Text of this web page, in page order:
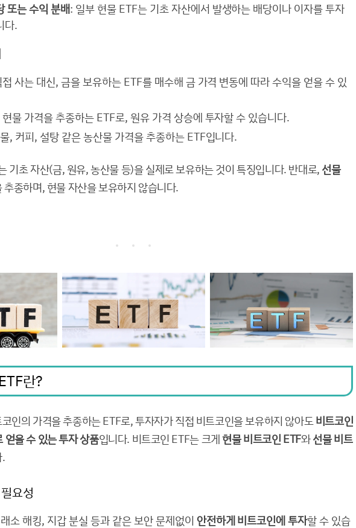
또는 수익 분배: 일부 현물 ETF는 기초 자산에서 발생하는 배당이나 이자를 투자
다.
사는 대신, 금을 보유하는 ETF를 매수해 금 가격 변동에 따라 수익을 얻을 수 있
물 가격을 추종하는 ETF로, 원유 가격 상승에 투자할 수 있습니다.
, 커피, 설탕 같은 농산물 가격을 추종하는 ETF입니다.
기초 자산(금, 원유, 농산물 등)을 실제로 보유하는 것이 특징입니다. 반대로, 선물
추종하며, 현물 자산을 보유하지 않습니다.
란?
인의 가격을 추종하는 ETF로, 투자자가 직접 비트코인을 보유하지 않아도 비트코인
얻을 수 있는 투자 상품입니다. 비트코인 ETF는 크게현물 비트코인 ETF와선물 비트
.
요성
소 해킹, 지갑 분실 등과 같은 보안 문제없이 안전하게 비트코인에 투자할 수 있습